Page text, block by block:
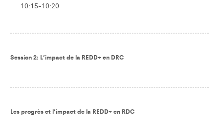
10:15-10:20
Session 2: L’impact de la REDD+ en DRC
Les progrès et l’impact de la REDD+ en RDC